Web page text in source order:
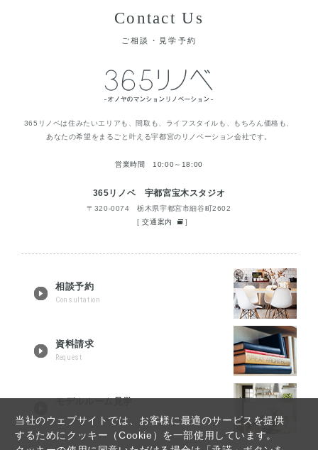
当社のウェブサイトでは、お客様に最適のサービスを提供
するためにクッキー（Cookie）を一部使用しています。
Contact Us
ご相談・見学予約
365リノベは住みたいエリアも、間取も、ライフスタイルも、もちろん価格も、
あなたの希望をまるごと叶える宇都宮のリノベーション会社です。
営業時間 10:00～18:00
365リノベ 宇都宮宝木スタジオ
〒320-0074 栃木県宇都宮市細谷町2602
[交通案内 ]
相談予約
Consultation
資料請求
Request
モデルルーム見学
Tour reservation